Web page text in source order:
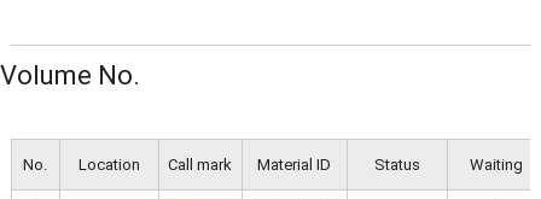
Volume No.
No. Location Call mark Material ID Status Waiting